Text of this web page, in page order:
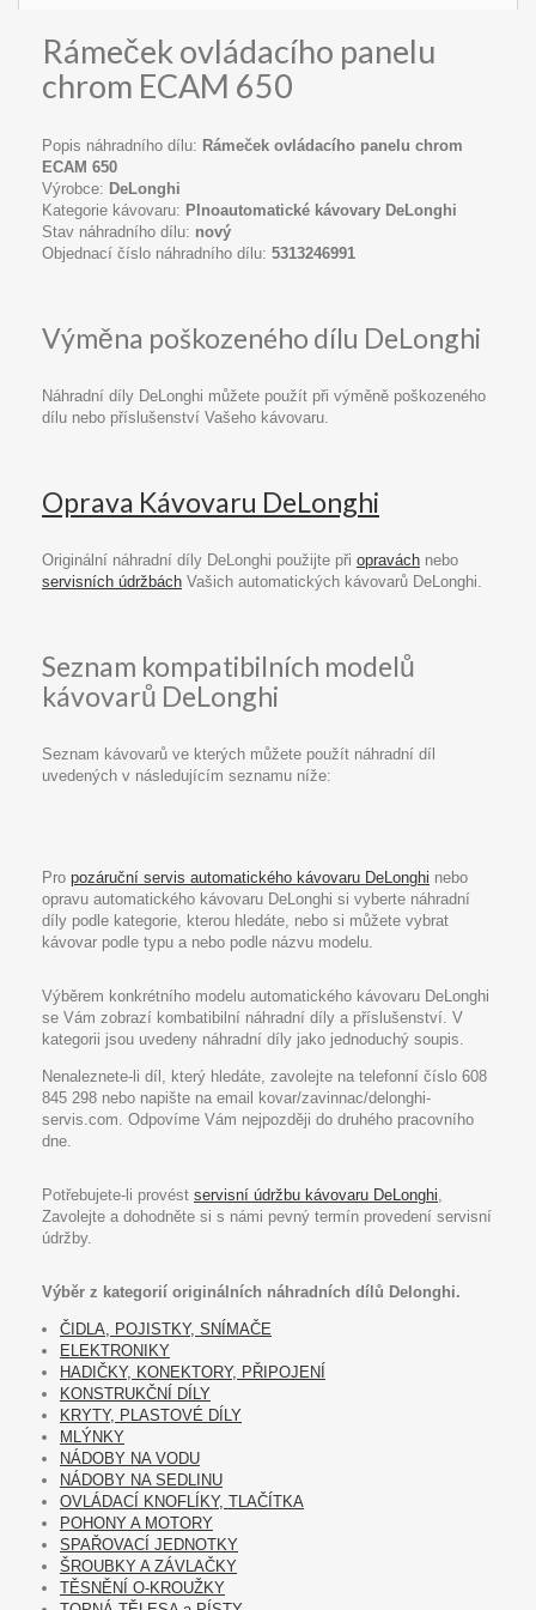
Rámeček ovládacího panelu
chrom ECAM 650
Popis náhradního dílu: Rámeček ovládacího panelu chrom
ECAM 650
Výrobce: DeLonghi
Kategorie kávovaru: Plnoautomatické kávovary DeLonghi
Stav náhradního dílu: nový
Objednací číslo náhradního dílu: 5313246991
Výměna poškozeného dílu DeLonghi
Náhradní díly DeLonghi můžete použít při výměně poškozeného
dílu nebo příslušenství Vašeho kávovaru.
Oprava Kávovaru DeLonghi
Originální náhradní díly DeLonghi použijte při opravách nebo
servisních údržbách Vašich automatických kávovarů DeLonghi.
Seznam kompatibilních modelů
kávovarů DeLonghi
Seznam kávovarů ve kterých můžete použít náhradní díl
uvedených v následujícím seznamu níže:
Pro pozáruční servis automatického kávovaru DeLonghi nebo
opravu automatického kávovaru DeLonghi si vyberte náhradní
díly podle kategorie, kterou hledáte, nebo si můžete vybrat
kávovar podle typu a nebo podle názvu modelu.
Výběrem konkrétního modelu automatického kávovaru DeLonghi
se Vám zobrazí kombatibilní náhradní díly a příslušenství. V
kategorii jsou uvedeny náhradní díly jako jednoduchý soupis.
Nenaleznete-li díl, který hledáte, zavolejte na telefonní číslo 608
845 298 nebo napište na email kovar/zavinnac/delonghi-
servis.com. Odpovíme Vám nejpozději do druhého pracovního
dne.
Potřebujete-li provést servisní údržbu kávovaru DeLonghi,
Zavolejte a dohodněte si s námi pevný termín provedení servisní
údržby.
Výběr z kategorií originálních náhradních dílů Delonghi.
ČIDLA, POJISTKY, SNÍMAČE
ELEKTRONIKY
HADIČKY, KONEKTORY, PŘIPOJENÍ
KONSTRUKČNÍ DÍLY
KRYTY, PLASTOVÉ DÍLY
MLÝNKY
NÁDOBY NA VODU
NÁDOBY NA SEDLINU
OVLÁDACÍ KNOFLÍKY, TLAČÍTKA
POHONY A MOTORY
SPAŘOVACÍ JEDNOTKY
ŠROUBKY A ZÁVLAČKY
TĚSNĚNÍ O-KROUŽKY